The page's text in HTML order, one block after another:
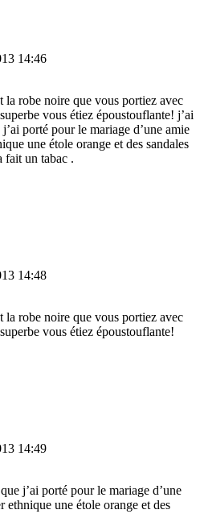
14:46
la robe noire que vous portiez avec
vous étiez époustouflante! j’ai
porté pour le mariage d’une amie
une étole orange et des sandales
un tabac .
14:48
la robe noire que vous portiez avec
vous étiez époustouflante!
14:49
j’ai porté pour le mariage d’une
ethnique une étole orange et des